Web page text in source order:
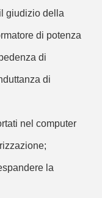
giudizio della
di potenza
di
di
nel computer
la